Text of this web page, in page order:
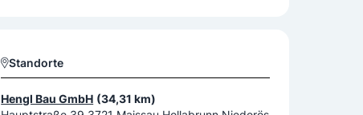
Standorte
Hengl Bau GmbH (34,31 km)